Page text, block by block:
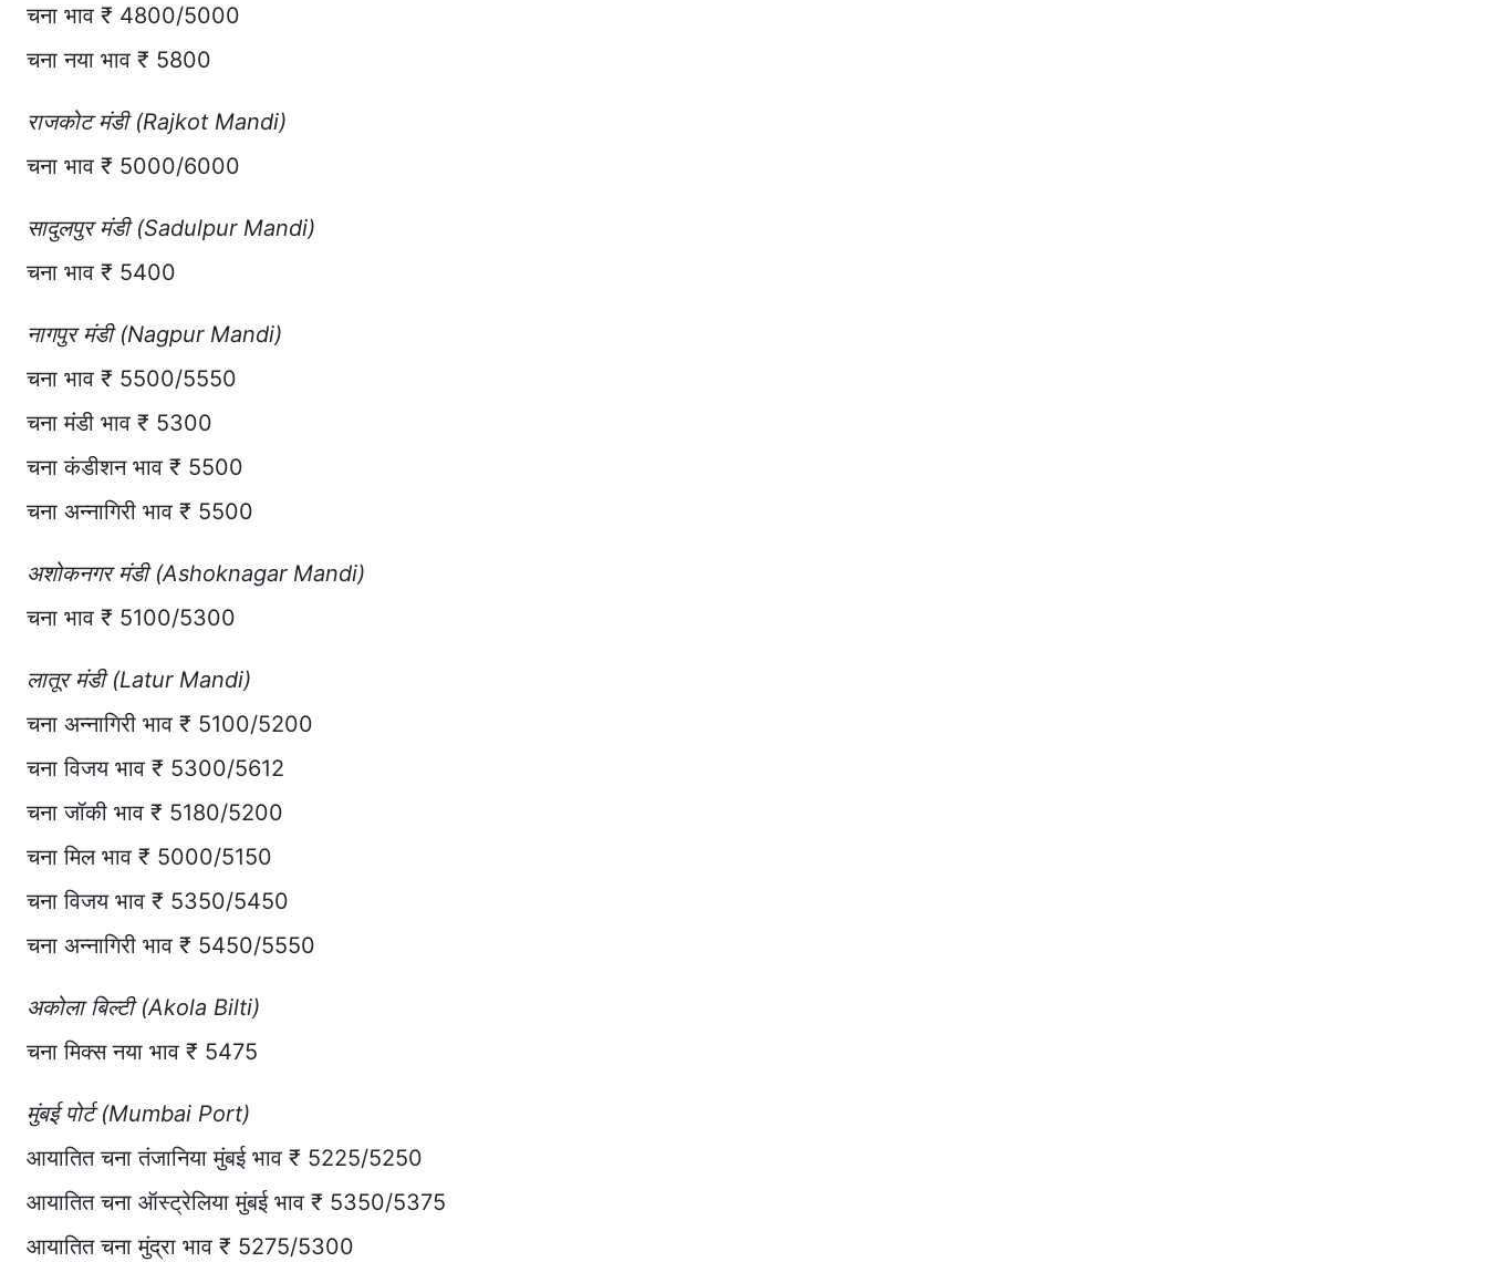
चना भाव ₹ 4800/5000
चना नया भाव ₹ 5800
राजकोट मंडी (Rajkot Mandi)
चना भाव ₹ 5000/6000
सादुलपुर मंडी (Sadulpur Mandi)
चना भाव ₹ 5400
नागपुर मंडी (Nagpur Mandi)
चना भाव ₹ 5500/5550
चना मंडी भाव ₹ 5300
चना कंडीशन भाव ₹ 5500
चना अन्नागिरी भाव ₹ 5500
अशोकनगर मंडी (Ashoknagar Mandi)
चना भाव ₹ 5100/5300
लातूर मंडी (Latur Mandi)
चना अन्नागिरी भाव ₹ 5100/5200
चना विजय भाव ₹ 5300/5612
चना जॉकी भाव ₹ 5180/5200
चना मिल भाव ₹ 5000/5150
चना विजय भाव ₹ 5350/5450
चना अन्नागिरी भाव ₹ 5450/5550
अकोला बिल्टी (Akola Bilti)
चना मिक्स नया भाव ₹ 5475
मुंबई पोर्ट (Mumbai Port)
आयातित चना तंजानिया मुंबई भाव ₹ 5225/5250
आयातित चना ऑस्ट्रेलिया मुंबई भाव ₹ 5350/5375
आयातित चना मुंद्रा भाव ₹ 5275/5300